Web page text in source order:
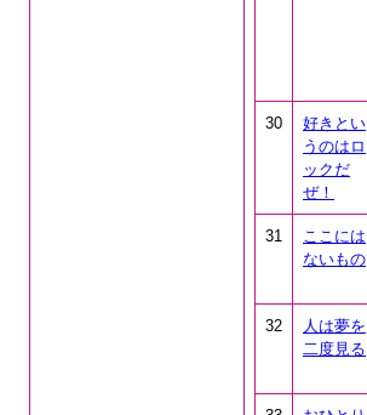
30
好きとい
うのはロ
ックだ
ぜ！
31
ここには
ないもの
32
人は夢を
二度見る